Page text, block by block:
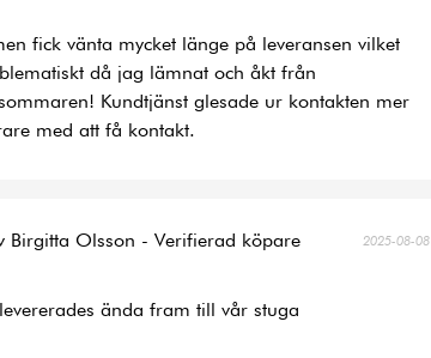
fick vänta mycket länge på leveransen vilket
då jag lämnat och åkt från
Kundtjänst glesade ur kontakten mer
med att få kontakt.
Birgitta Olsson - Verifierad köpare 2025-08-08
ända fram till vår stuga